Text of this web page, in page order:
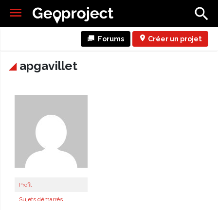
Forums Créer un projet
apgavillet
Profil
Sujets démarrés